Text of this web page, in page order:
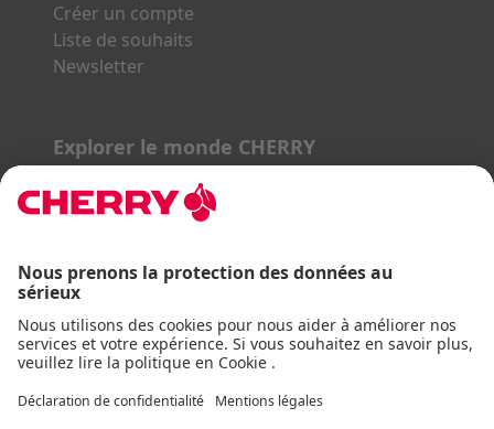
Créer un compte
Liste de souhaits
Newsletter
Explorer le monde CHERRY
Gaming Series
STREAM Series
ERGO Line
Visa